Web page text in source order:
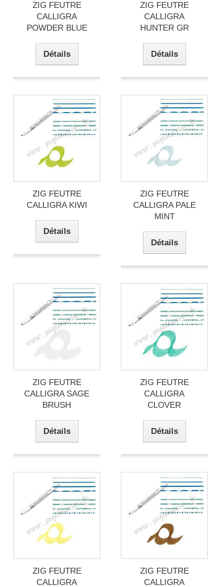
ZIG FEUTRE
CALLIGRA
POWDER BLUE
Détails
ZIG FEUTRE
CALLIGRA
HUNTER GR
Détails
ZIG FEUTRE
CALLIGRA KIWI
Détails
ZIG FEUTRE
CALLIGRA PALE
MINT
Détails
ZIG FEUTRE
CALLIGRA SAGE
BRUSH
Détails
ZIG FEUTRE
CALLIGRA
CLOVER
Détails
ZIG FEUTRE
CALLIGRA
ZIG FEUTRE
CALLIGRA